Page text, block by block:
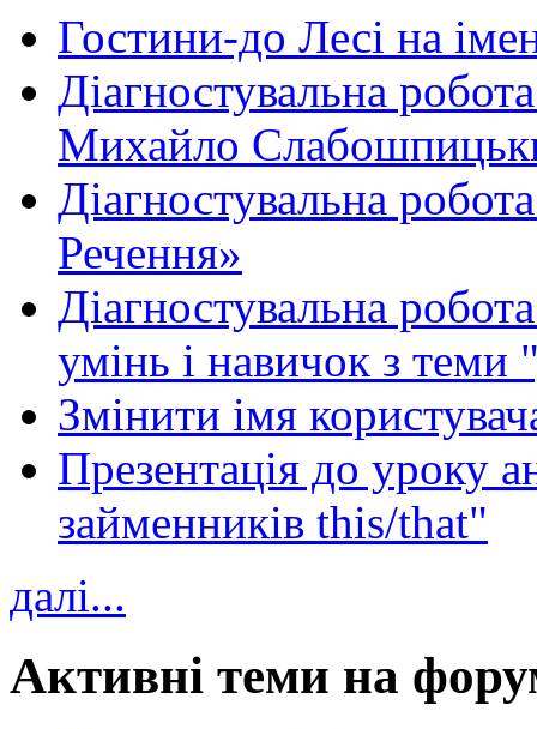
Гостини-до Лесі на
Діагностувальна
Михайло
Діагностувальна
Речення»
Діагностувальна
умінь і навичок з теми
Змінити імя
Презентація до уроку
займенників this/that"
далі...
Активні теми на